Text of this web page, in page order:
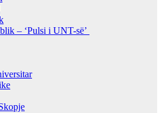
– ‘Pulsi i UNT-së’